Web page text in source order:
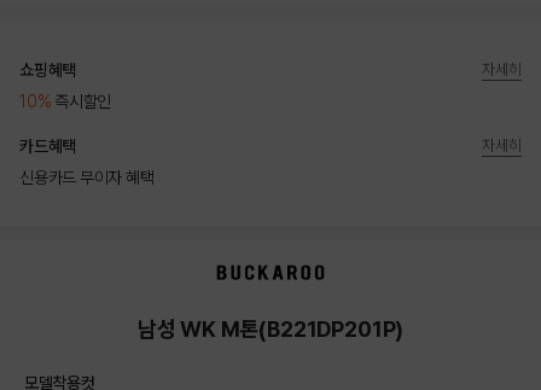
쇼핑혜택
10% 즉시할인
자세히
카드혜택
신용카드 무이자 혜택
자세히
남성 WK M톤(B221DP201P)
모델착용컷